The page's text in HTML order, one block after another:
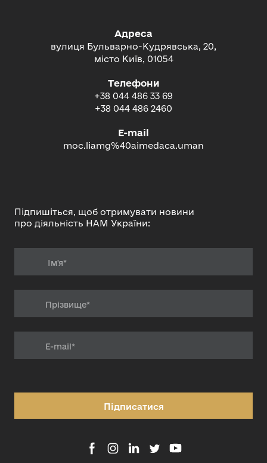
Адреса
вулиця Бульварно-Кудрявська, 20,
місто Київ, 01054
Телефони
+38 044 486 33 69
+38 044 486 2460
E-mail
moc.liamg%40aimedaca.uman
Підпишіться, щоб отримувати новини
про діяльність НАМ України:
Підписатися